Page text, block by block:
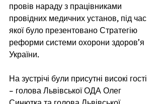
провів нараду з працівниками
провідних медичних установ, під час
якої було презентовано Стратегію
реформи системи охорони здоров’я
України.
На зустрічі були присутні високі гості
– голова Львівської ОДА Олег